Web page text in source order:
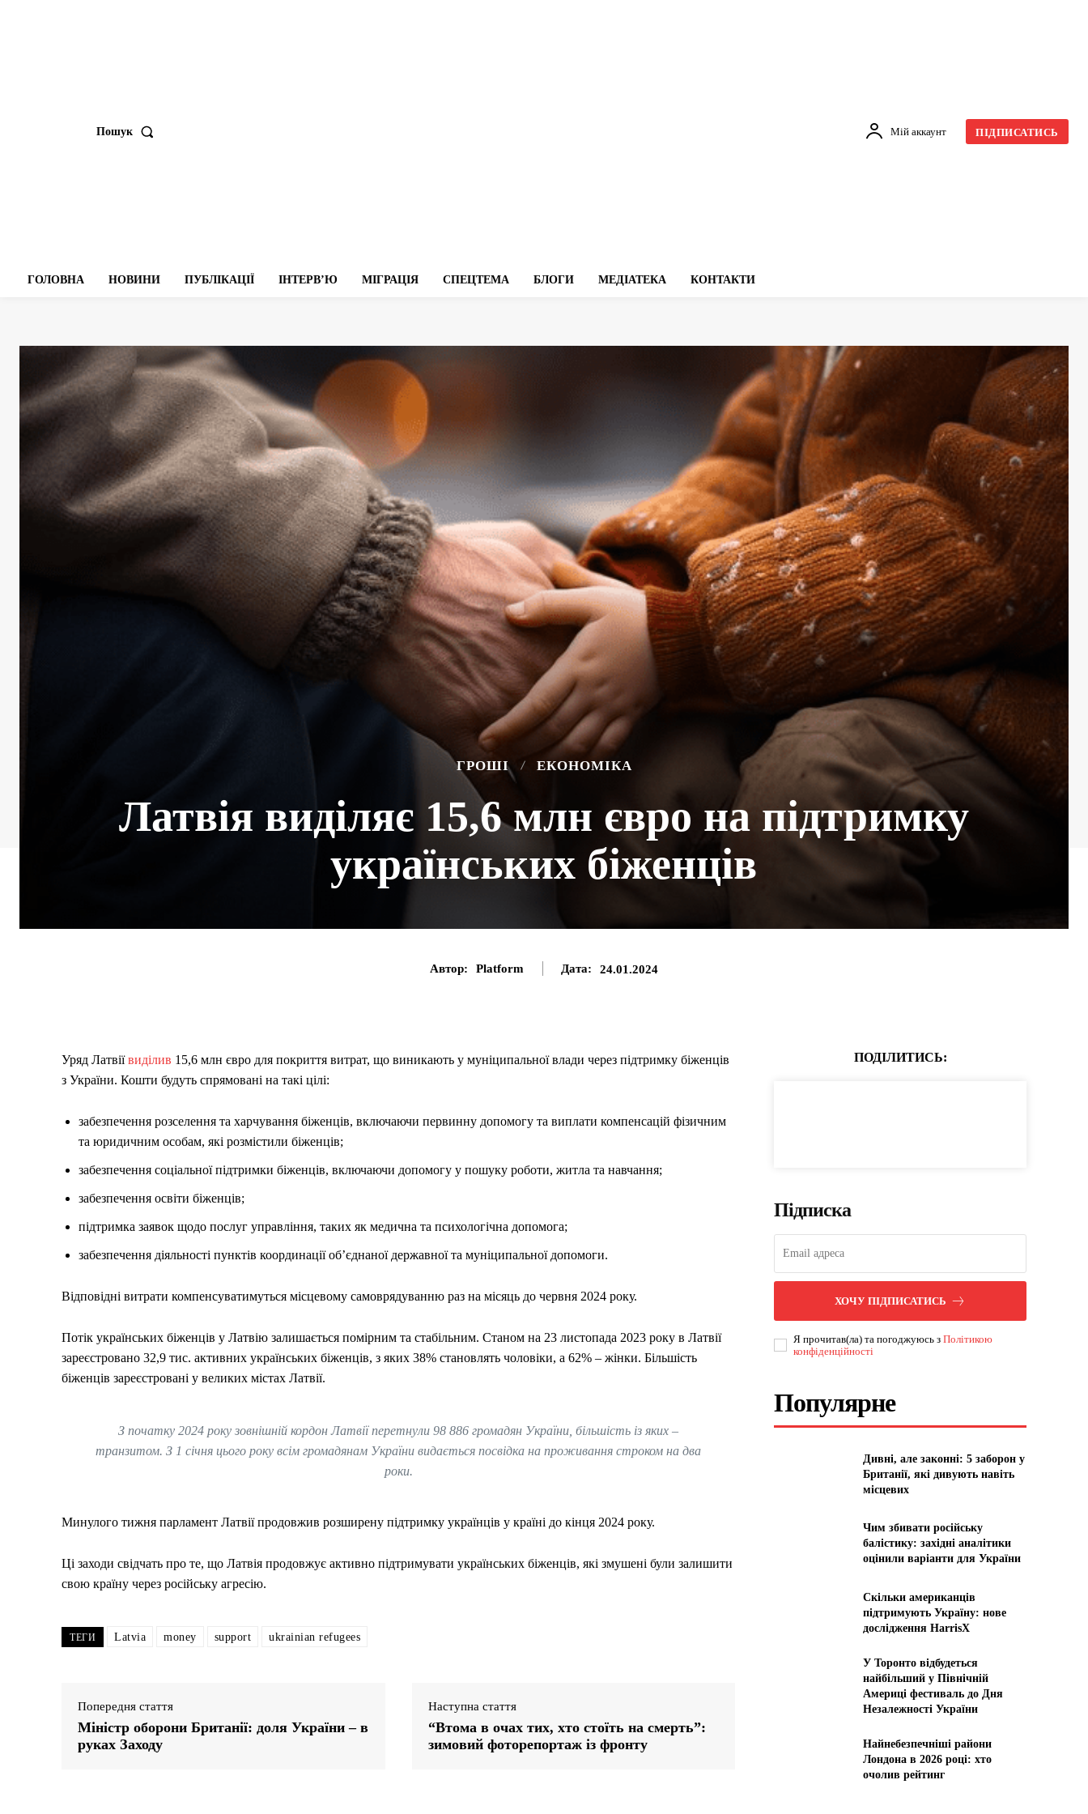
Пошук Мій аккаунт ПІДПИСАТИСЬ
ГОЛОВНА НОВИНИ ПУБЛІКАЦІЇ ІНТЕРВʼЮ МІГРАЦІЯ СПЕЦТЕМА БЛОГИ МЕДІАТЕКА КОНТАКТИ
ГРОШІ ЕКОНОМІКА
Латвія виділяє 15,6 млн євро на підтримку
українських біженців
Автор: Platform Дата: 24.01.2024
Уряд Латвіївиділив 15,6 млн євро для покриття витрат, що виникають у муніципальної влади через підтримку біженців
з України. Кошти будуть спрямовані на такі цілі:
забезпечення розселення та харчування біженців, включаючи первинну допомогу та виплати компенсацій фізичним
та юридичним особам, які розмістили біженців;
забезпечення соціальної підтримки біженців, включаючи допомогу у пошуку роботи, житла та навчання;
забезпечення освіти біженців;
підтримка заявок щодо послуг управління, таких як медична та психологічна допомога;
забезпечення діяльності пунктів координації об’єднаної державної та муніципальної допомоги.
Відповідні витрати компенсуватимуться місцевому самоврядуванню раз на місяць до червня 2024 року.
Потік українських біженців у Латвію залишається помірним та стабільним. Станом на 23 листопада 2023 року в Латвії
зареєстровано 32,9 тис. активних українських біженців, з яких 38% становлять чоловіки, а 62% – жінки. Більшість
біженців зареєстровані у великих містах Латвії.
З початку 2024 року зовнішній кордон Латвії перетнули 98 886 громадян України, більшість із яких –
транзитом. З 1 січня цього року всім громадянам України видається посвідка на проживання строком на два
роки.
Минулого тижня парламент Латвії продовжив розширену підтримку українців у країні до кінця 2024 року.
Ці заходи свідчать про те, що Латвія продовжує активно підтримувати українських біженців, які змушені були залишити
свою країну через російську агресію.
ТЕГИ Latvia money support ukrainian refugees
Попередня стаття
Міністр оборони Британії: доля України – в
руках Заходу
Наступна стаття
“Втома в очах тих, хто стоїть на смерть”:
зимовий фоторепортаж із фронту
ПОДІЛИТИСЬ:
Підписка
ХОЧУ ПІДПИСАТИСЬ
Я прочитав(ла) та погоджуюсь зПолітикою
конфіденційності
Популярне
Дивні, але законні: 5 заборон у
Британії, які дивують навіть
місцевих
Чим збивати російську
балістику: західні аналітики
оцінили варіанти для України
Скільки американців
підтримують Україну: нове
дослідження HarrisX
У Торонто відбудеться
найбільший у Північній
Америці фестиваль до Дня
Незалежності України
Найнебезпечніші райони
Лондона в 2026 році: хто
очолив рейтинг